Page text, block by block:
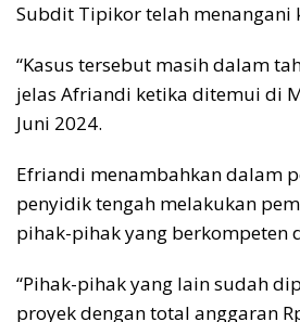
Subdit Tipikor telah menangani
“Kasus tersebut masih dalam
jelas Afriandi ketika ditemui di
Juni 2024.
Efriandi menambahkan dalam
penyidik tengah melakukan
pihak-pihak yang berkompeten
“Pihak-pihak yang lain sudah
proyek dengan total anggaran